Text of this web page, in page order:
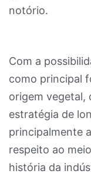
notório.
Com a
como principal
origem vegetal,
estratégia de
principalmente
respeito ao
história da